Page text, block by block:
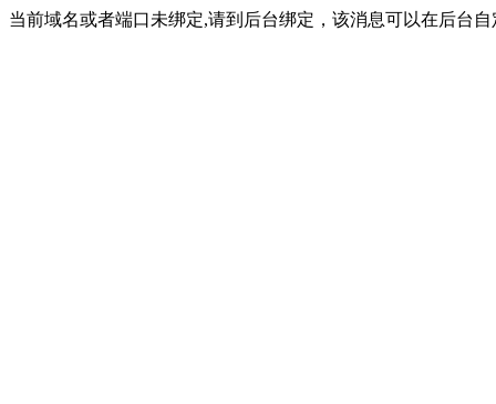
当前域名或者端口未绑定,请到后台绑定，该消息可以在后台自